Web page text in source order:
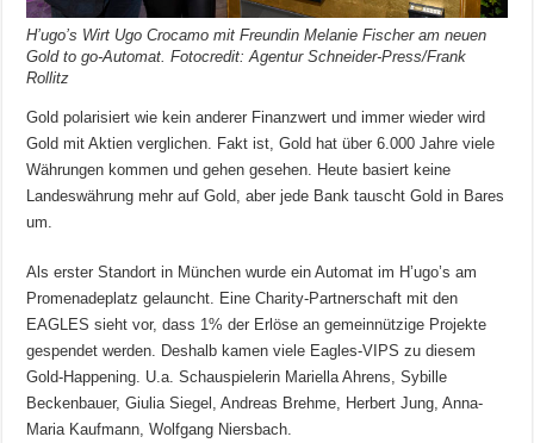
H’ugo’s Wirt Ugo Crocamo mit Freundin Melanie Fischer am neuen
Gold to go-Automat. Fotocredit: Agentur Schneider-Press/Frank
Rollitz
Gold polarisiert wie kein anderer Finanzwert und immer wieder wird
Gold mit Aktien verglichen. Fakt ist, Gold hat über 6.000 Jahre viele
Währungen kommen und gehen gesehen. Heute basiert keine
Landeswährung mehr auf Gold, aber jede Bank tauscht Gold in Bares
um.
Als erster Standort in München wurde ein Automat im H’ugo’s am
Promenadeplatz gelauncht. Eine Charity-Partnerschaft mit den
EAGLES sieht vor, dass 1% der Erlöse an gemeinnützige Projekte
gespendet werden. Deshalb kamen viele Eagles-VIPS zu diesem
Gold-Happening. U.a. Schauspielerin Mariella Ahrens, Sybille
Beckenbauer, Giulia Siegel, Andreas Brehme, Herbert Jung, Anna-
Maria Kaufmann, Wolfgang Niersbach.